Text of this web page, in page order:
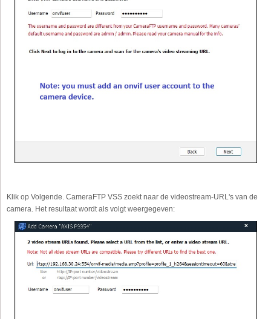
Klik op Volgende. CameraFTP VSS zoekt naar de videostream-URL's van de
camera. Het resultaat wordt als volgt weergegeven: